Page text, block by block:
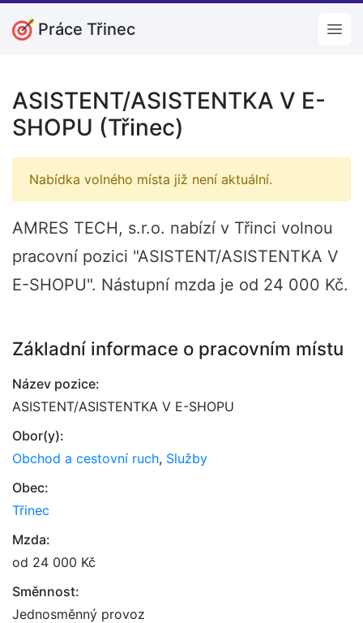
Práce Třinec
ASISTENT/ASISTENTKA V E-
SHOPU (Třinec)
Nabídka volného místa již není aktuální.
AMRES TECH, s.r.o. nabízí v Třinci volnou
pracovní pozici "ASISTENT/ASISTENTKA V
E-SHOPU". Nástupní mzda je od 24 000 Kč.
Základní informace o pracovním místu
Název pozice:
ASISTENT/ASISTENTKA V E-SHOPU
Obor(y):
Obchod a cestovní ruch, Služby
Obec:
Třinec
Mzda:
od 24 000 Kč
Směnnost:
Jednosměnný provoz